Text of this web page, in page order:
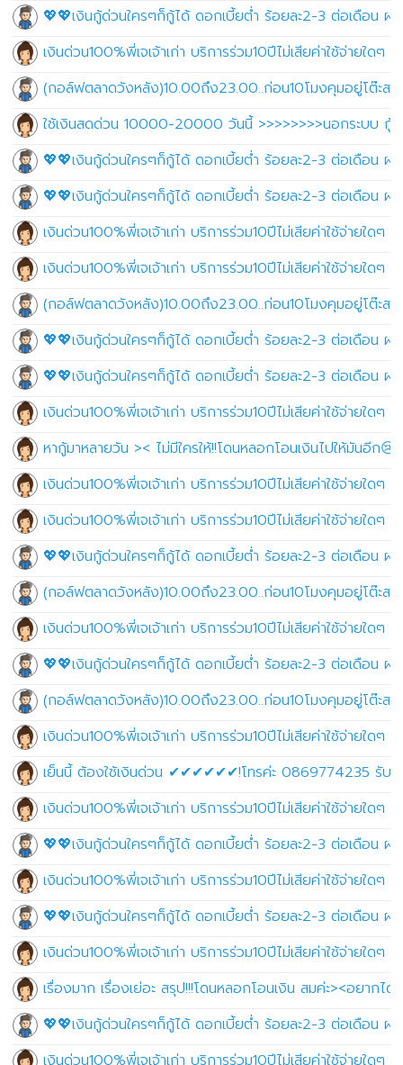
💖💖เงินกู้ด่วนใครๆก็กู้ได้ ดอกเบี้ยต่ำ ร้อยละ2-3 ต่อเดือน ผ่
เงินด่วน100%พี่เจเจ้าเก่า บริการร่วม10ปีไม่เสียค่าใช้จ่ายใดๆ
(กอล์ฟตลาดวังหลัง)10.00ถึง23.00..ก่อน10โมงคุมอยู่โต๊ะสนุ
ใช้เงินสดด่วน 10000-20000 วันนี้ >>>>>>>>นอกระบบ กู้
💖💖เงินกู้ด่วนใครๆก็กู้ได้ ดอกเบี้ยต่ำ ร้อยละ2-3 ต่อเดือน ผ่
💖💖เงินกู้ด่วนใครๆก็กู้ได้ ดอกเบี้ยต่ำ ร้อยละ2-3 ต่อเดือน ผ่
เงินด่วน100%พี่เจเจ้าเก่า บริการร่วม10ปีไม่เสียค่าใช้จ่ายใดๆ
เงินด่วน100%พี่เจเจ้าเก่า บริการร่วม10ปีไม่เสียค่าใช้จ่ายใดๆ
(กอล์ฟตลาดวังหลัง)10.00ถึง23.00..ก่อน10โมงคุมอยู่โต๊ะสนุ
💖💖เงินกู้ด่วนใครๆก็กู้ได้ ดอกเบี้ยต่ำ ร้อยละ2-3 ต่อเดือน ผ่
💖💖เงินกู้ด่วนใครๆก็กู้ได้ ดอกเบี้ยต่ำ ร้อยละ2-3 ต่อเดือน ผ่
เงินด่วน100%พี่เจเจ้าเก่า บริการร่วม10ปีไม่เสียค่าใช้จ่ายใดๆ
หากู้มาหลายวัน >< ไม่มีใครให้!!โดนหลอกโอนเงินไปให้มัน
เงินด่วน100%พี่เจเจ้าเก่า บริการร่วม10ปีไม่เสียค่าใช้จ่ายใดๆ
เงินด่วน100%พี่เจเจ้าเก่า บริการร่วม10ปีไม่เสียค่าใช้จ่ายใดๆ
💖💖เงินกู้ด่วนใครๆก็กู้ได้ ดอกเบี้ยต่ำ ร้อยละ2-3 ต่อเดือน ผ่
(กอล์ฟตลาดวังหลัง)10.00ถึง23.00..ก่อน10โมงคุมอยู่โต๊ะสนุ
เงินด่วน100%พี่เจเจ้าเก่า บริการร่วม10ปีไม่เสียค่าใช้จ่ายใดๆ
💖💖เงินกู้ด่วนใครๆก็กู้ได้ ดอกเบี้ยต่ำ ร้อยละ2-3 ต่อเดือน ผ่
(กอล์ฟตลาดวังหลัง)10.00ถึง23.00..ก่อน10โมงคุมอยู่โต๊ะสนุ
เงินด่วน100%พี่เจเจ้าเก่า บริการร่วม10ปีไม่เสียค่าใช้จ่ายใดๆ
เย็นนี้ ต้องใช้เงินด่วน ✔✔✔✔✔✔!โทรค่ะ 0869774235 รับเ
เงินด่วน100%พี่เจเจ้าเก่า บริการร่วม10ปีไม่เสียค่าใช้จ่ายใดๆ
💖💖เงินกู้ด่วนใครๆก็กู้ได้ ดอกเบี้ยต่ำ ร้อยละ2-3 ต่อเดือน ผ่
เงินด่วน100%พี่เจเจ้าเก่า บริการร่วม10ปีไม่เสียค่าใช้จ่ายใดๆ
💖💖เงินกู้ด่วนใครๆก็กู้ได้ ดอกเบี้ยต่ำ ร้อยละ2-3 ต่อเดือน ผ่
เงินด่วน100%พี่เจเจ้าเก่า บริการร่วม10ปีไม่เสียค่าใช้จ่ายใดๆ
เรื่องมาก เรื่องเย่อะ สรุป!!!โดนหลอกโอนเงิน สมค่ะ><อยา
💖💖เงินกู้ด่วนใครๆก็กู้ได้ ดอกเบี้ยต่ำ ร้อยละ2-3 ต่อเดือน ผ่